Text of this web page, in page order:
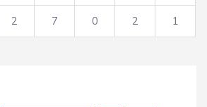
2 7 0 2 1